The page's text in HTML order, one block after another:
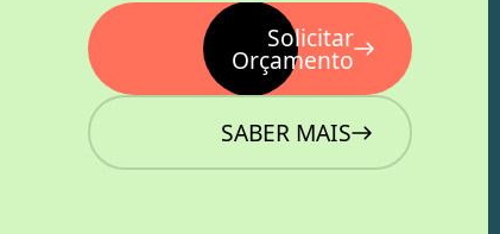
Solicitar
Orçamento
SABER MAIS